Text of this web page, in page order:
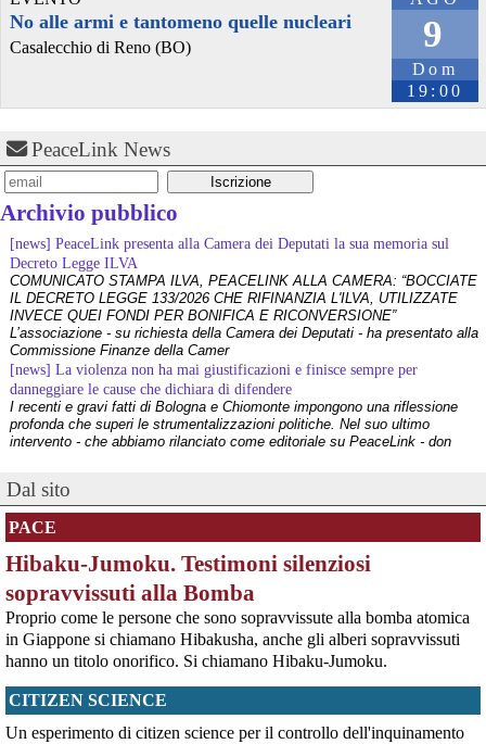
9
Dom
19:00
No alle armi e tantomeno quelle nucleari
Casalecchio di Reno (BO)
PeaceLink News
Archivio pubblico
[news] PeaceLink presenta alla Camera dei Deputati la sua memoria sul
Decreto Legge ILVA
COMUNICATO STAMPA ILVA, PEACELINK ALLA CAMERA: “BOCCIATE
IL DECRETO LEGGE 133/2026 CHE RIFINANZIA L'ILVA, UTILIZZATE
INVECE QUEI FONDI PER BONIFICA E RICONVERSIONE”
L’associazione - su richiesta della Camera dei Deputati - ha presentato alla
Commissione Finanze della Camer
[news] La violenza non ha mai giustificazioni e finisce sempre per
danneggiare le cause che dichiara di difendere
I recenti e gravi fatti di Bologna e Chiomonte impongono una riflessione
profonda che superi le strumentalizzazioni politiche. Nel suo ultimo
intervento - che abbiamo rilanciato come editoriale su PeaceLink - don
PeaceLink: “Una vittoria storica dei cittadini, ora la salute viene prima”
L’associazione PeaceLink esprime il proprio pieno sostegno e la più sentita
gratitudine al gruppo di cittadini e all'associazione Genitori Tarantini che
[news] Victor Jara, catturato l’ultimo dei suoi aguzzini
Víctor Jara, il cantautore dei poveri che sfidò la dittatura cilena con la sua
chitarra A cinquant'anni dal golpe che insanguinò il Cile, la storia di Víctor
Jara continua a risuonare come un inno alla dignità e alla resistenza. La
sua voce, spezzata dalle mani dei carn
[news] La "Breve storia del pacifismo italiano" è stata arricchita con undici
oggi
Siamo felici di annunciarvi un aggiornamento per la nostra "Breve storia del
pacifismo italiano". Il percorso di ricerca e divulgazione si arricchisce oggi
Dal sito
PACE
Hibaku-Jumoku. Testimoni silenziosi
sopravvissuti alla Bomba
Proprio come le persone che sono sopravvissute alla bomba atomica
in Giappone si chiamano Hibakusha, anche gli alberi sopravvissuti
hanno un titolo onorifico. Si chiamano Hibaku-Jumoku.
CITIZEN SCIENCE
Un esperimento di citizen science per il controllo dell'inquinamento